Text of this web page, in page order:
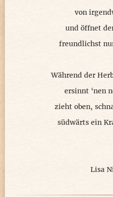
von
und öffnet
freundlichst
Während der
ersinnt ‘nen
zieht oben,
südwärts ein
Lisa